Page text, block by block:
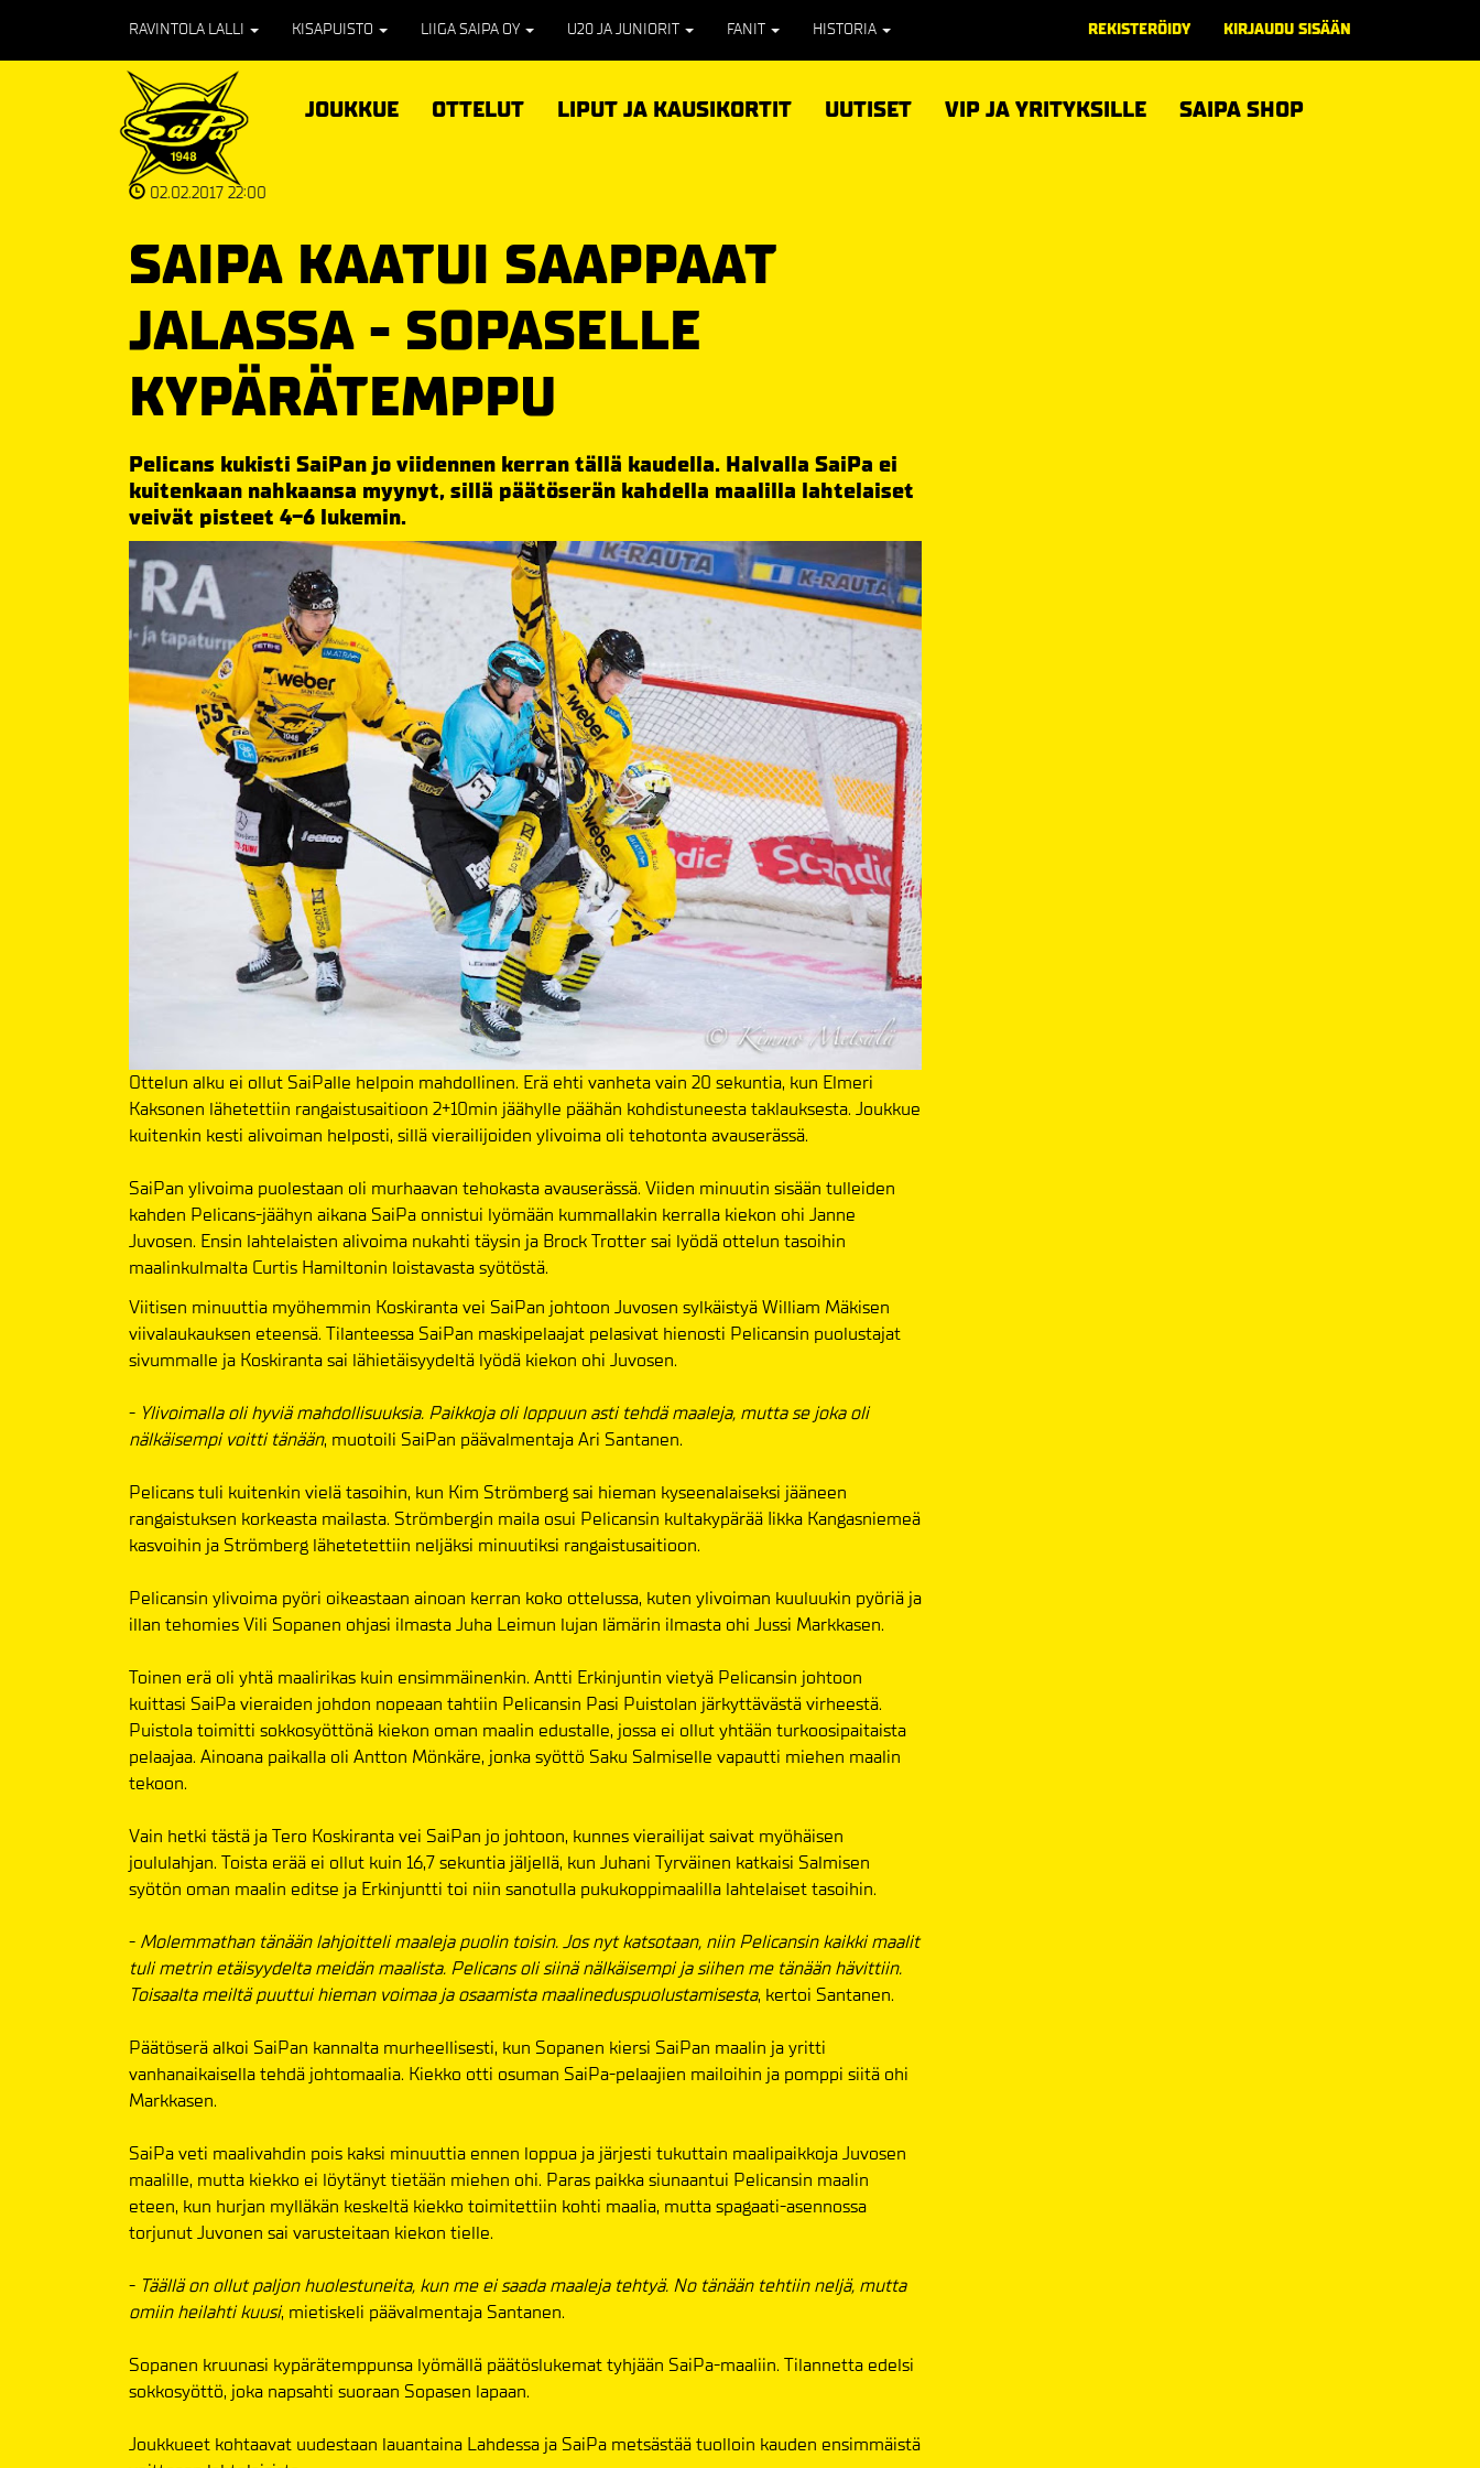
RAVINTOLA LALLI KISAPUISTO LIIGA SAIPA OY U20 JA JUNIORIT FANIT HISTORIA REKISTERÖIDY KIRJAUDU SISÄÄN
JOUKKUE OTTELUT LIPUT JA KAUSIKORTIT UUTISET VIP JA YRITYKSILLE SAIPA SHOP
02.02.2017 22:00
SAIPA KAATUI SAAPPAAT
JALASSA - SOPASELLE
KYPÄRÄTEMPPU
Pelicans kukisti SaiPan jo viidennen kerran tällä kaudella. Halvalla SaiPa ei
kuitenkaan nahkaansa myynyt, sillä päätöserän kahdella maalilla lahtelaiset
veivät pisteet 4-6 lukemin.
Ottelun alku ei ollut SaiPalle helpoin mahdollinen. Erä ehti vanheta vain 20 sekuntia, kun Elmeri
Kaksonen lähetettiin rangaistusaitioon 2+10min jäähylle päähän kohdistuneesta taklauksesta. Joukkue
kuitenkin kesti alivoiman helposti, sillä vierailijoiden ylivoima oli tehotonta avauserässä.
SaiPan ylivoima puolestaan oli murhaavan tehokasta avauserässä. Viiden minuutin sisään tulleiden
kahden Pelicans-jäähyn aikana SaiPa onnistui lyömään kummallakin kerralla kiekon ohi Janne
Juvosen. Ensin lahtelaisten alivoima nukahti täysin ja Brock Trotter sai lyödä ottelun tasoihin
maalinkulmalta Curtis Hamiltonin loistavasta syötöstä.
Viitisen minuuttia myöhemmin Koskiranta vei SaiPan johtoon Juvosen sylkäistyä William Mäkisen
viivalaukauksen eteensä. Tilanteessa SaiPan maskipelaajat pelasivat hienosti Pelicansin puolustajat
sivummalle ja Koskiranta sai lähietäisyydeltä lyödä kiekon ohi Juvosen.
- Ylivoimalla oli hyviä mahdollisuuksia. Paikkoja oli loppuun asti tehdä maaleja, mutta se joka oli
nälkäisempi voitti tänään, muotoili SaiPan päävalmentaja Ari Santanen.
Pelicans tuli kuitenkin vielä tasoihin, kun Kim Strömberg sai hieman kyseenalaiseksi jääneen
rangaistuksen korkeasta mailasta. Strömbergin maila osui Pelicansin kultakypärää Iikka Kangasniemeä
kasvoihin ja Strömberg lähetetettiin neljäksi minuutiksi rangaistusaitioon.
Pelicansin ylivoima pyöri oikeastaan ainoan kerran koko ottelussa, kuten ylivoiman kuuluukin pyöriä ja
illan tehomies Vili Sopanen ohjasi ilmasta Juha Leimun lujan lämärin ilmasta ohi Jussi Markkasen.
Toinen erä oli yhtä maalirikas kuin ensimmäinenkin. Antti Erkinjuntin vietyä Pelicansin johtoon
kuittasi SaiPa vieraiden johdon nopeaan tahtiin Pelicansin Pasi Puistolan järkyttävästä virheestä.
Puistola toimitti sokkosyöttönä kiekon oman maalin edustalle, jossa ei ollut yhtään turkoosipaitaista
pelaajaa. Ainoana paikalla oli Antton Mönkäre, jonka syöttö Saku Salmiselle vapautti miehen maalin
tekoon.
Vain hetki tästä ja Tero Koskiranta vei SaiPan jo johtoon, kunnes vierailijat saivat myöhäisen
joululahjan. Toista erää ei ollut kuin 16,7 sekuntia jäljellä, kun Juhani Tyrväinen katkaisi Salmisen
syötön oman maalin editse ja Erkinjuntti toi niin sanotulla pukukoppimaalilla lahtelaiset tasoihin.
- Molemmathan tänään lahjoitteli maaleja puolin toisin. Jos nyt katsotaan, niin Pelicansin kaikki maalit
tuli metrin etäisyydelta meidän maalista. Pelicans oli siinä nälkäisempi ja siihen me tänään hävittiin.
Toisaalta meiltä puuttui hieman voimaa ja osaamista maalineduspuolustamisesta, kertoi Santanen.
Päätöserä alkoi SaiPan kannalta murheellisesti, kun Sopanen kiersi SaiPan maalin ja yritti
vanhanaikaisella tehdä johtomaalia. Kiekko otti osuman SaiPa-pelaajien mailoihin ja pomppi siitä ohi
Markkasen.
SaiPa veti maalivahdin pois kaksi minuuttia ennen loppua ja järjesti tukuttain maalipaikkoja Juvosen
maalille, mutta kiekko ei löytänyt tietään miehen ohi. Paras paikka siunaantui Pelicansin maalin
eteen, kun hurjan mylläkän keskeltä kiekko toimitettiin kohti maalia, mutta spagaati-asennossa
torjunut Juvonen sai varusteitaan kiekon tielle.
- Täällä on ollut paljon huolestuneita, kun me ei saada maaleja tehtyä. No tänään tehtiin neljä, mutta
omiin heilahti kuusi, mietiskeli päävalmentaja Santanen.
Sopanen kruunasi kypärätemppunsa lyömällä päätöslukemat tyhjään SaiPa-maaliin. Tilannetta edelsi
sokkosyöttö, joka napsahti suoraan Sopasen lapaan.
Joukkueet kohtaavat uudestaan lauantaina Lahdessa ja SaiPa metsästää tuolloin kauden ensimmäistä